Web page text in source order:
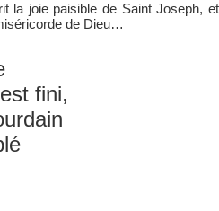
la joie paisible de Saint Joseph,
de Dieu…
fini,